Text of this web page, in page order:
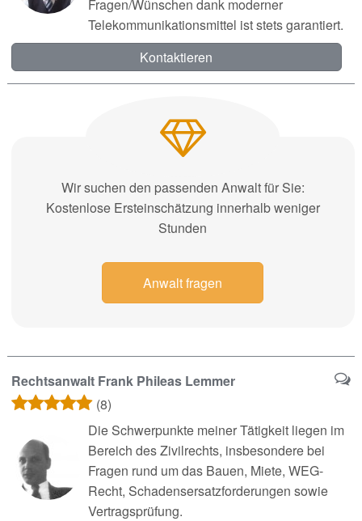
Fragen/Wünschen dank moderner
Telekommunikationsmittel ist stets garantiert.
Kontaktieren
Wir suchen den passenden Anwalt für Sie:
Kostenlose Ersteinschätzung innerhalb weniger
Stunden
Anwalt fragen
Rechtsanwalt Frank Phileas Lemmer
(8)
Die Schwerpunkte meiner Tätigkeit liegen im
Bereich des Zivilrechts, insbesondere bei
Fragen rund um das Bauen, Miete, WEG-
Recht, Schadensersatzforderungen sowie
Vertragsprüfung.